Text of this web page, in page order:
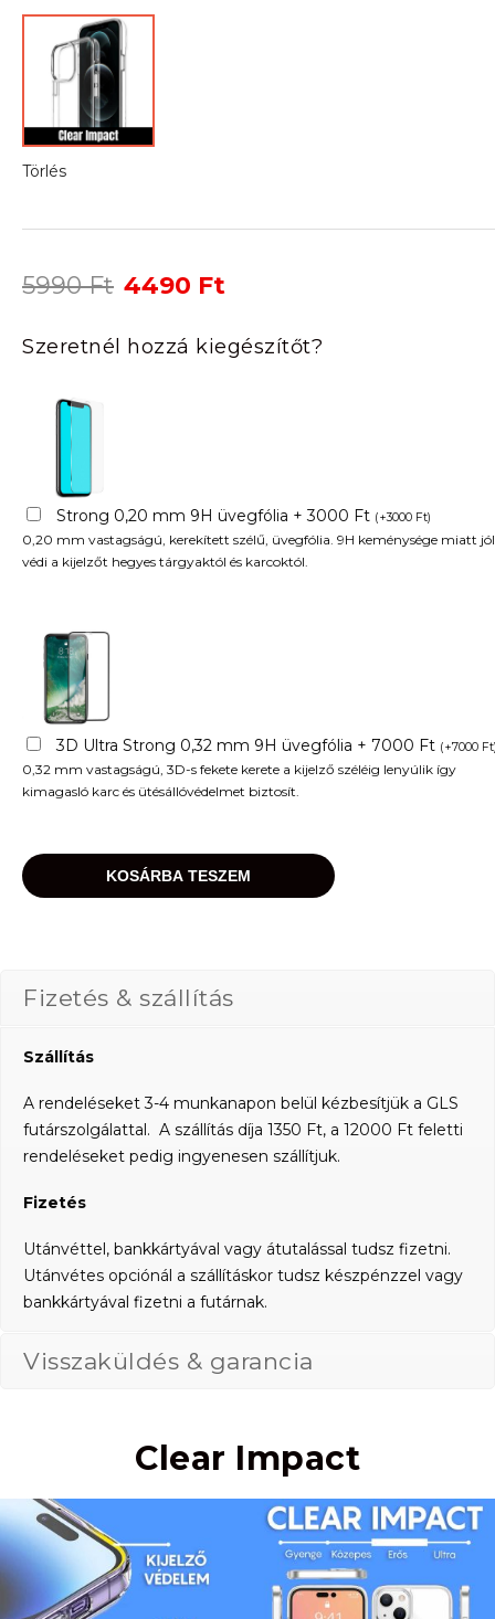
Törlés
5990Ft Original
was:
5990 Ft.
4490 Ft
is:
4490 Ft.
Szeretnél hozzá kiegészítőt?
Strong 0,20 mm 9H üvegfólia + 3000 Ft (+3000 Ft)
0,20 mm vastagságú, kerekített szélű, üvegfólia. 9H keménysége miatt jól
védi a kijelzőt hegyes tárgyaktól és karcoktól.
3D Ultra Strong 0,32 mm 9H üvegfólia + 7000 Ft (+7000 Ft
0,32 mm vastagságú, 3D-s fekete kerete a kijelző széléig lenyúlik így
kimagasló karc és ütésállóvédelmet biztosít.
KOSÁRBA TESZEM
Fizetés & szállítás
Szállítás
A rendeléseket 3-4 munkanapon belül kézbesítjük a GLS
futárszolgálattal. A szállítás díja 1350 Ft, a 12000 Ft feletti
rendeléseket pedig ingyenesen szállítjuk.
Fizetés
Utánvéttel, bankkártyával vagy átutalással tudsz fizetni.
Utánvétes opciónál a szállításkor tudsz készpénzzel vagy
bankkártyával fizetni a futárnak.
Visszaküldés & garancia
Clear Impact